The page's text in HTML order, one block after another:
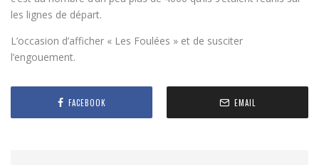
les lignes de départ.
L’occasion d’afficher « Les Foulées » et de susciter
l’engouement.
FACEBOOK EMAIL